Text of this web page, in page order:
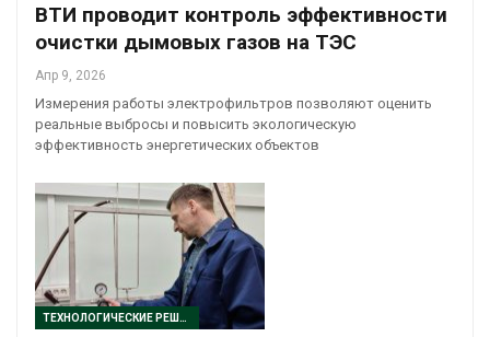
ВТИ проводит контроль эффективности
очистки дымовых газов на ТЭС
Апр 9, 2026
Измерения работы электрофильтров позволяют оценить
реальные выбросы и повысить экологическую
эффективность энергетических объектов
ТЕХНОЛОГИЧЕСКИЕ РЕШЕНИЯ